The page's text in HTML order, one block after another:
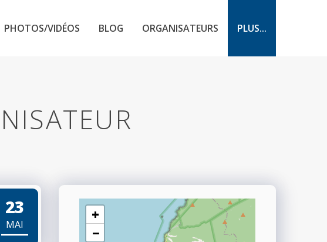
PHOTOS/VIDÉOS BLOG ORGANISATEURS PLUS...
23
MAI
+
−